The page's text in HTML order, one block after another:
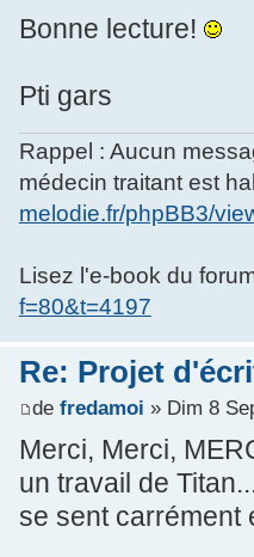
Bonne lecture!
Pti gars
Rappel : Aucun
médecin traitant est
melodie.fr/phpBB3/
Lisez l'e-book du
f=80&t=4197
Re: Projet
de fredamoi » Dim 8
Merci, Merci,
un travail de
se sent carrément